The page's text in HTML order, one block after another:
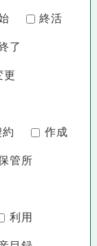
終活
了
更
作成
管所
利用